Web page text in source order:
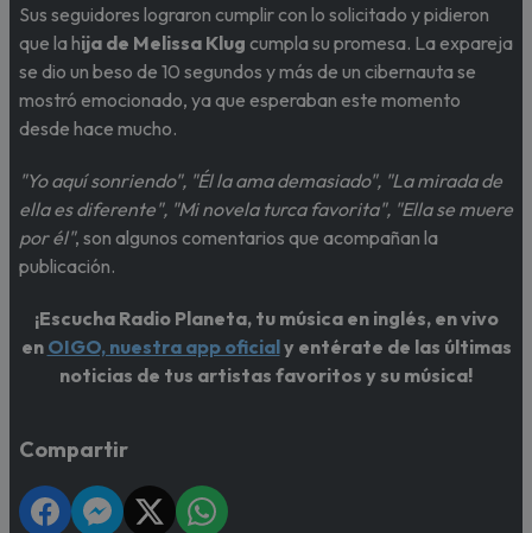
Sus seguidores lograron cumplir con lo solicitado y pidieron
que la hija de Melissa Klug cumpla su promesa. La expareja
se dio un beso de 10 segundos y más de un cibernauta se
mostró emocionado, ya que esperaban este momento
desde hace mucho.
"Yo aquí sonriendo", "Él la ama demasiado", "La mirada de
ella es diferente", "Mi novela turca favorita", "Ella se muere
por él", son algunos comentarios que acompañan la
publicación.
¡Escucha Radio Planeta, tu música en inglés, en vivo
en OIGO, nuestra app oficialy entérate de las últimas
noticias de tus artistas favoritos y su música!
Compartir